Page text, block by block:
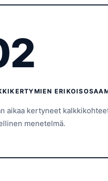
aikaa kertyneet
menetelmä.